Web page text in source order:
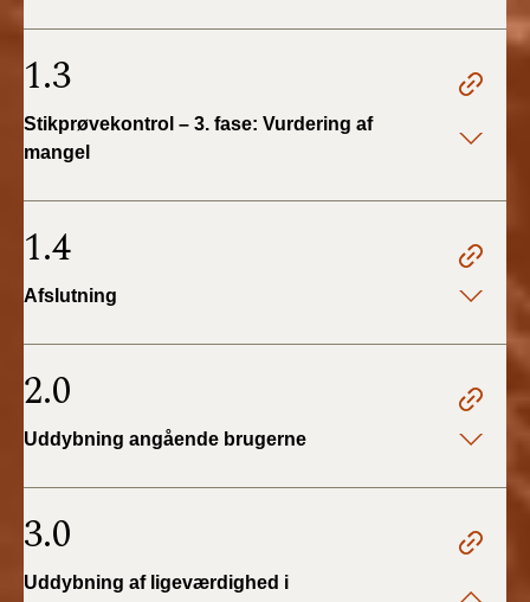
2018)
1.3
Stikprøvekontrol – 3. fase: Vurdering af
mangel
1.4
Afslutning
2.0
Uddybning angående brugerne
3.0
Uddybning af ligeværdighed i